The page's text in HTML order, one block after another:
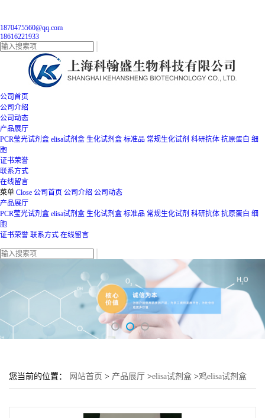
1870475560@qq.com
18616221933
公司首页
公司介绍
公司动态
产品展厅
PCR莹光试剂盒 elisa试剂盒 生化试剂盒 标准品 常规生化试剂 科研抗体 抗原蛋白 细
胞
证书荣誉
联系方式
在线留言
菜单 Close 公司首页 公司介绍 公司动态
产品展厅
PCR莹光试剂盒 elisa试剂盒 生化试剂盒 标准品 常规生化试剂 科研抗体 抗原蛋白 细
胞
证书荣誉 联系方式 在线留言
您当前的位置： 网站首页 > 产品展厅 >elisa试剂盒 >鸡elisa试剂盒